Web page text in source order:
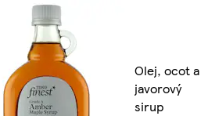
Olej, ocot a
javorový
sirup